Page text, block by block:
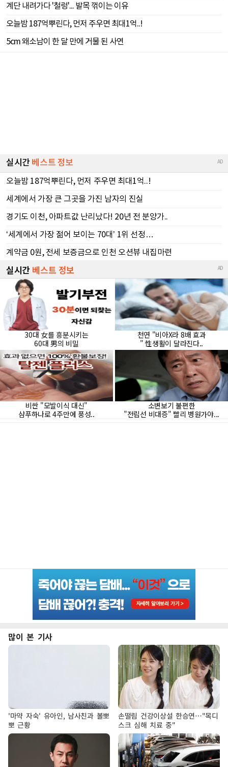
많이 본 기사
'마약 자숙' 유아인, 남사친과 볼뽀
뽀 근황
손떨림 건강이상설 한승연…"목디
스크 심해 치료 중"